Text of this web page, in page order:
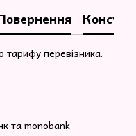
перевізника.
та monobank